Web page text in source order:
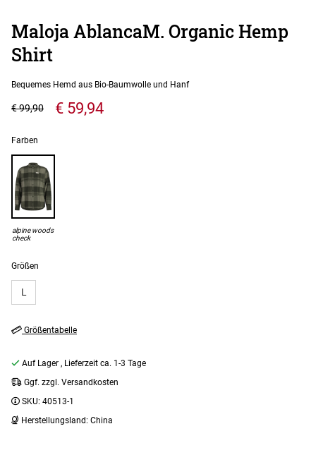
Maloja AblancaM. Organic Hemp
Shirt
Bequemes Hemd aus Bio-Baumwolle und Hanf
€ 59,94
€ 99,90
Größen
L
Farben
alpine woods
check
Größentabelle
Auf Lager , Lieferzeit ca. 1-3 Tage
Ggf. zzgl. Versandkosten
SKU: 40513-1
Herstellungsland: China